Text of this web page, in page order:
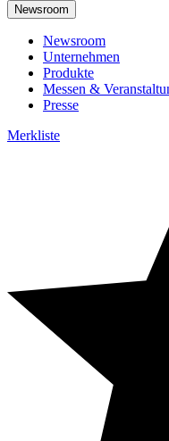
Newsroom
Newsroom
Unternehmen
Produkte
Messen &
Presse
Merkliste